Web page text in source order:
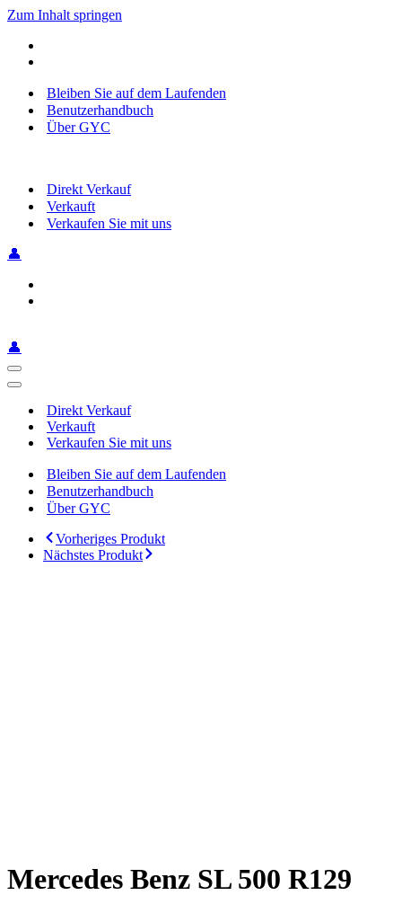
Zum Inhalt springen
Bleiben Sie auf dem Laufenden
Benutzerhandbuch
Über GYC
Direkt Verkauf
Verkauft
Verkaufen Sie mit uns
👤
👤
Navigationsmenü
Navigationsmenü
Direkt Verkauf
Verkauft
Verkaufen Sie mit uns
Bleiben Sie auf dem Laufenden
Benutzerhandbuch
Über GYC
Vorheriges Produkt
Nächstes Produkt
Mercedes Benz SL 500 R129